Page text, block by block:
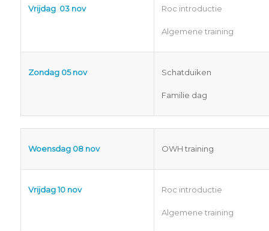
Vrijdag 03 nov Roc introductie
Algemene training
Zondag 05 nov Schatduiken
Familie dag
Woensdag 08 nov OWH training
Vrijdag 10 nov Roc introductie
Algemene training